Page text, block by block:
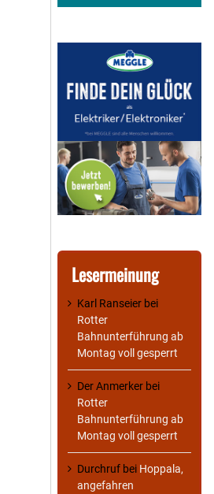
Lesermeinung
Karl Ranseier bei
Rotter
Bahnunterführung ab
Montag voll gesperrt
Der Anmerker bei
Rotter
Bahnunterführung ab
Montag voll gesperrt
Durchruf bei Hoppala,
angefahren